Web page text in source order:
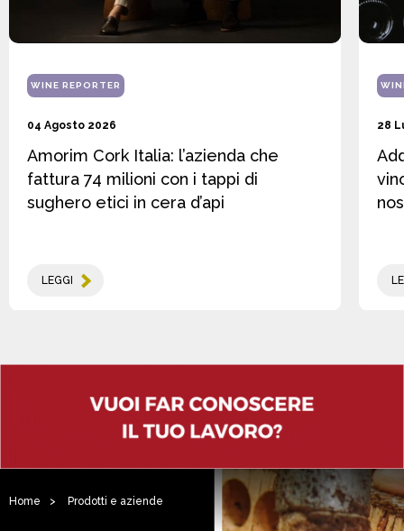
WINE REPORTER
04 Agosto 2026
Amorim Cork Italia: l’azienda che
fattura 74 milioni con i tappi di
sughero etici in cera d’api
LEGGI
28
Home > Prodotti e aziende